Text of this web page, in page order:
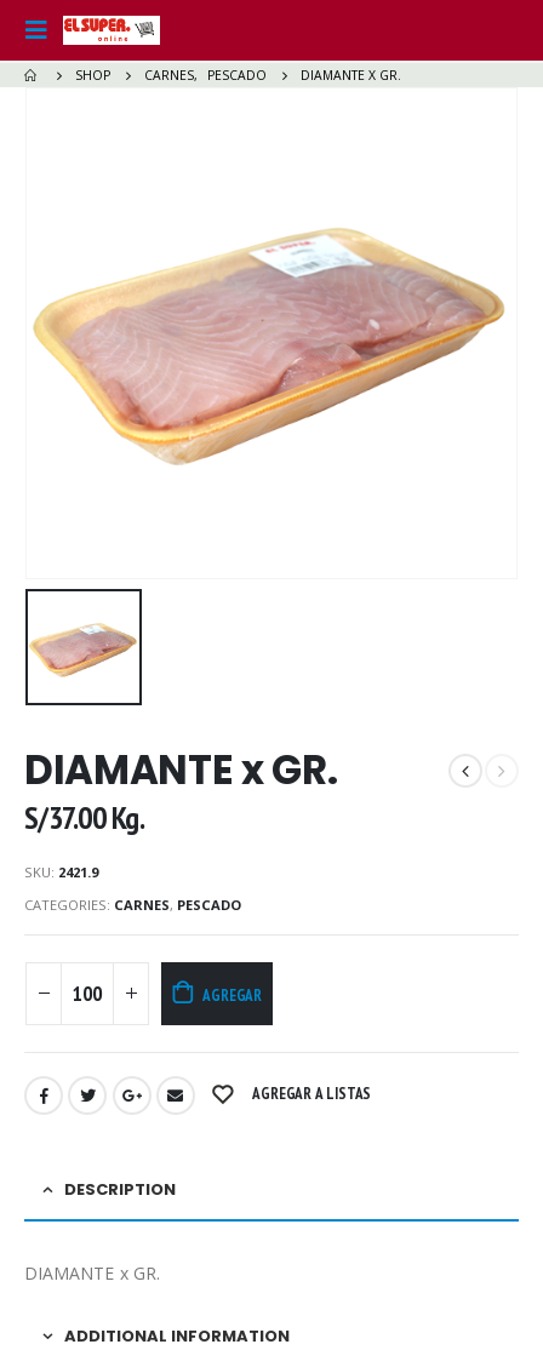
SHOP CARNES, PESCADO DIAMANTE X GR.
DIAMANTE x GR.
S/37.00Kg.
SKU: 2421.9
CATEGORIES: CARNES, PESCADO
AGREGAR
AGREGAR A LISTAS
DESCRIPTION
DIAMANTE x GR.
ADDITIONAL INFORMATION